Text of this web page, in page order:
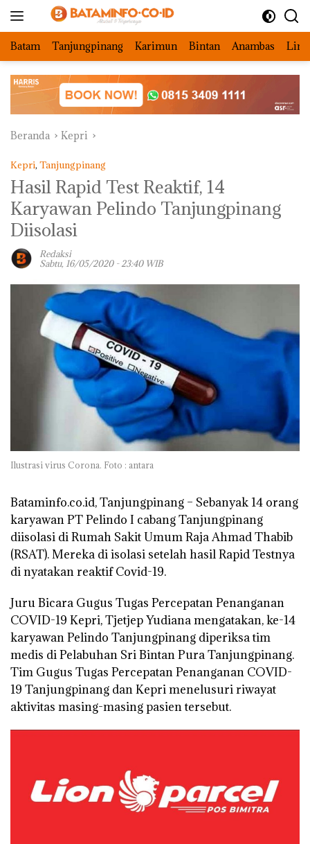
Batam Tanjungpinang Karimun Bintan Anambas
Beranda Kepri
Kepri, Tanjungpinang
Hasil Rapid Test Reaktif, 14
Karyawan Pelindo Tanjungpinang
Diisolasi
Redaksi
Sabtu, 16/05/2020 - 23:40 WIB
Ilustrasi virus Corona. Foto : antara
Bataminfo.co.id, Tanjungpinang – Sebanyak 14 orang
karyawan PT Pelindo I cabang Tanjungpinang
diisolasi di Rumah Sakit Umum Raja Ahmad Thabib
(RSAT). Mereka di isolasi setelah hasil Rapid Testnya
di nyatakan reaktif Covid-19.
Juru Bicara Gugus Tugas Percepatan Penanganan
COVID-19 Kepri, Tjetjep Yudiana mengatakan, ke-14
karyawan Pelindo Tanjungpinang diperiksa tim
medis di Pelabuhan Sri Bintan Pura Tanjungpinang.
Tim Gugus Tugas Percepatan Penanganan COVID-
19 Tanjungpinang dan Kepri menelusuri riwayat
aktivitas masing-masing pasien tersebut.